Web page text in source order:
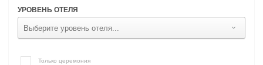
УРОВЕНЬ ОТЕЛЯ
Только церемония